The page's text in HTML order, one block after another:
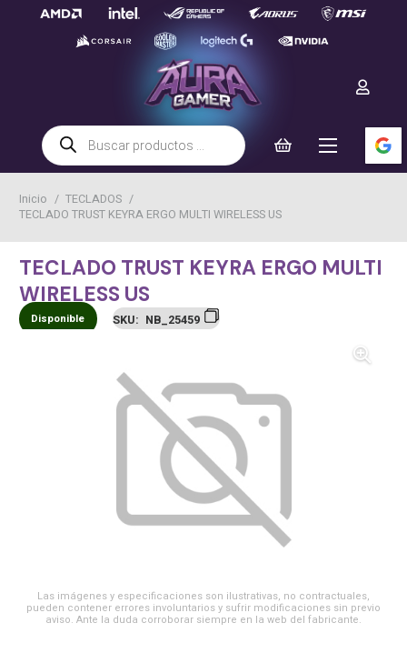
Búsqueda
de
productos
Inicio / TECLADOS /
TECLADO TRUST KEYRA ERGO MULTI WIRELESS US
TECLADO TRUST KEYRA ERGO MULTI
WIRELESS US
Disponible SKU: NB_25459
Las imágenes y especificaciones son ilustrativas, no contractuales,
pueden contener errores involuntarios y sufrir modificaciones sin previo
aviso. Ante la duda corroborar siempre en la web del fabricante.